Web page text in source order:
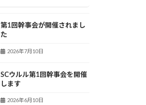
第1回幹事会が開催されまし
た
2026年7月10日
SCウルル第1回幹事会を開催
します
2026年6月10日